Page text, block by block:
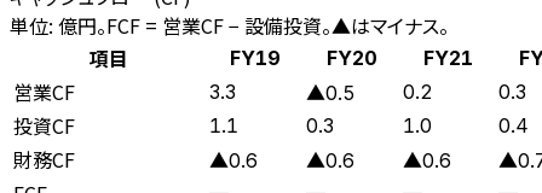
単位: 億円。FCF = 営業CF − 設備投資。▲はマイナス。
項目
FY19 FY20 FY21
営業CF 3.3 ▲0.5 0.2 0.3
投資CF 1.1 0.3 1.0 0.4
財務CF ▲0.6 ▲0.6 ▲0.6